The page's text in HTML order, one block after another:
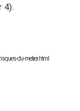
du-metier.html